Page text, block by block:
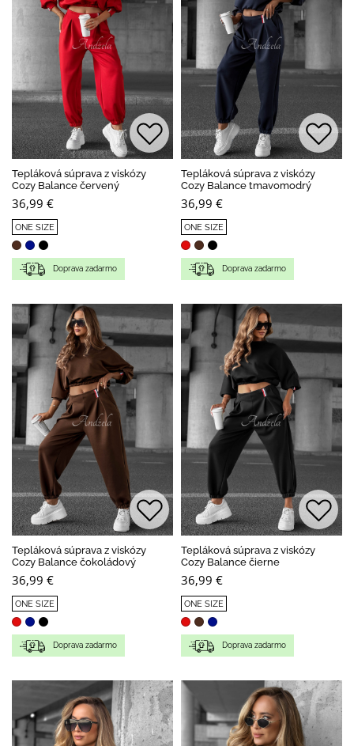
Tepláková súprava z viskózy
Cozy Balance červený
36,99 €
ONE SIZE
Doprava zadarmo
Tepláková súprava z viskózy
Cozy Balance tmavomodrý
36,99 €
ONE SIZE
Doprava zadarmo
Tepláková súprava z viskózy
Cozy Balance čokoládový
36,99 €
ONE SIZE
Doprava zadarmo
Tepláková súprava z viskózy
Cozy Balance čierne
36,99 €
ONE SIZE
Doprava zadarmo